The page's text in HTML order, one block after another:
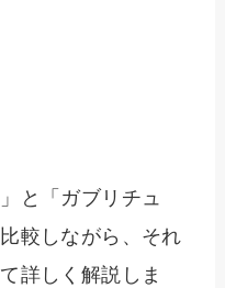
と「ガブリチュ
較しながら、それ
詳しく解説しま